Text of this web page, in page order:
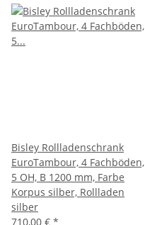
Bisley Rollladenschrank
EuroTambour, 4 Fachböden,
5 OH, B 1200 mm, Farbe
Korpus silber, Rollladen
silber
710,00 € *